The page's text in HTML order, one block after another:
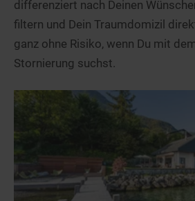
differenziert nach Deinen
filtern und Dein Traumdomizil
ganz ohne Risiko, wenn Du mit
Stornierung suchst.